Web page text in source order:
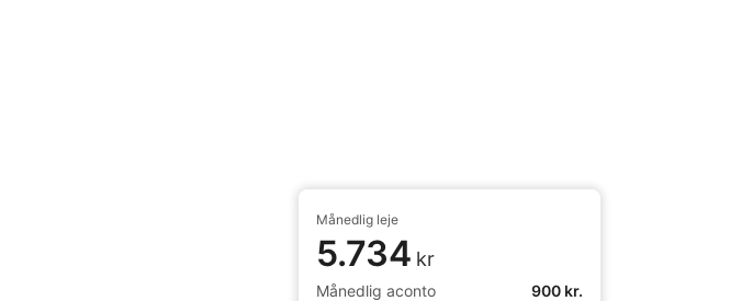
Månedlig leje
5.734 kr
Månedlig aconto
900 kr.